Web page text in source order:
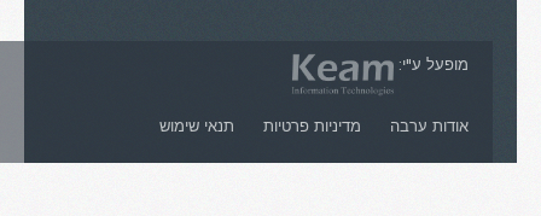
מופעל ע"י:
אודות ערבה מדיניות פרטיות תנאי שימוש